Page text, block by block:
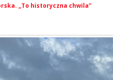
„To historyczna chwila”